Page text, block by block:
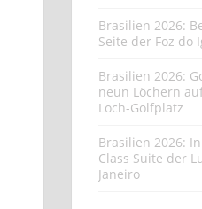
Brasilien 2026:
Seite der Foz do
Brasilien 2026:
neun Löchern
Loch-Golfplatz
Brasilien 2026:
Class Suite der
Janeiro